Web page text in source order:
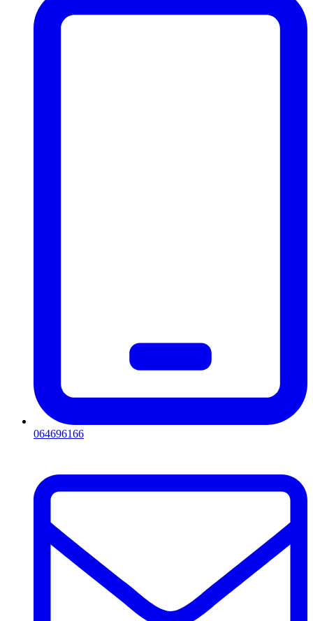
064696166